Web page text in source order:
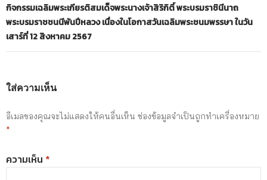
กิจกรรมเฉลิมพระเกียรติสมเด็จพระนางเจ้าสิริกิติ์ พระบรมราชินีนาถ
พระบรมราชชนนีพันปีหลวง เนื่องในโอกาสวันเฉลิมพระชนมพรรษา ในวัน
เสาร์ที่ 12 สิงหาคม 2567
ใส่ความเห็น
อีเมลของคุณจะไม่แสดงให้คนอื่นเห็น ช่องข้อมูลจำเป็นถูกทำเครื่องหมาย
*
ความเห็น *